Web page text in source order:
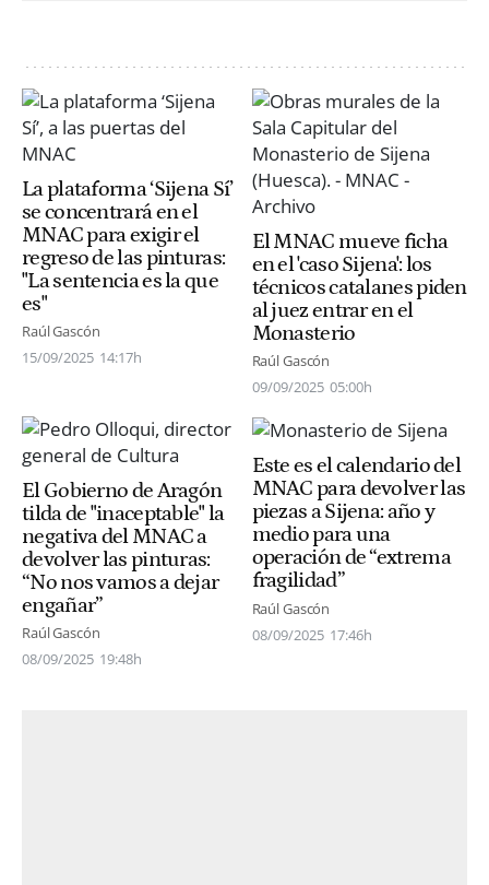
La plataforma ‘Sijena Sí’
se concentrará en el
MNAC para exigir el
regreso de las pinturas:
"La sentencia es la que
es"
Raúl Gascón
15/09/2025 14:17h
El MNAC mueve ficha
en el 'caso Sijena': los
técnicos catalanes piden
al juez entrar en el
Monasterio
Raúl Gascón
09/09/2025 05:00h
El Gobierno de Aragón
tilda de "inaceptable" la
negativa del MNAC a
devolver las pinturas:
“No nos vamos a dejar
engañar”
Raúl Gascón
08/09/2025 19:48h
Este es el calendario del
MNAC para devolver las
piezas a Sijena: año y
medio para una
operación de “extrema
fragilidad”
Raúl Gascón
08/09/2025 17:46h